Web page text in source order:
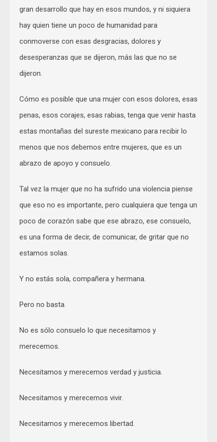
gran desarrollo que hay en esos mundos, y ni siquiera
hay quien tiene un poco de humanidad para
conmoverse con esas desgracias, dolores y
desesperanzas que se dijeron, más las que no se
dijeron.
Cómo es posible que una mujer con esos dolores, esas
penas, esos corajes, esas rabias, tenga que venir hasta
estas montañas del sureste mexicano para recibir lo
menos que nos debemos entre mujeres, que es un
abrazo de apoyo y consuelo.
Tal vez la mujer que no ha sufrido una violencia piense
que eso no es importante, pero cualquiera que tenga un
poco de corazón sabe que ese abrazo, ese consuelo,
es una forma de decir, de comunicar, de gritar que no
estamos solas.
Y no estás sola, compañera y hermana.
Pero no basta.
No es sólo consuelo lo que necesitamos y
merecemos.
Necesitamos y merecemos verdad y justicia.
Necesitamos y merecemos vivir.
Necesitamos y merecemos libertad.